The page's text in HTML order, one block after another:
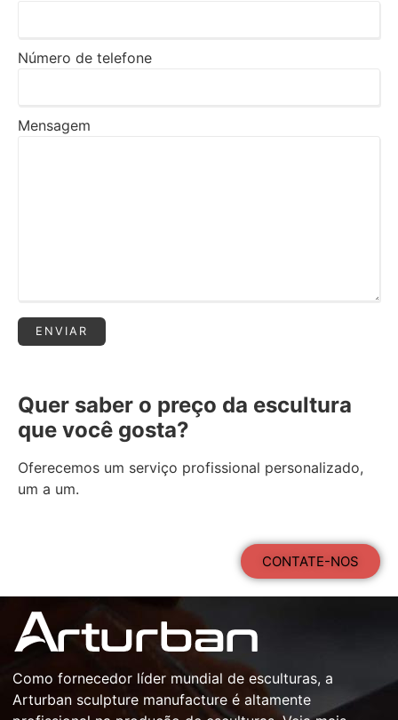
Número de telefone
Mensagem
Quer saber o preço da escultura
que você gosta?
Oferecemos um serviço profissional personalizado,
um a um.
CONTATE-NOS
Comofornecedor líder mundial de esculturas, a
Arturban sculpture manufacture é altamente